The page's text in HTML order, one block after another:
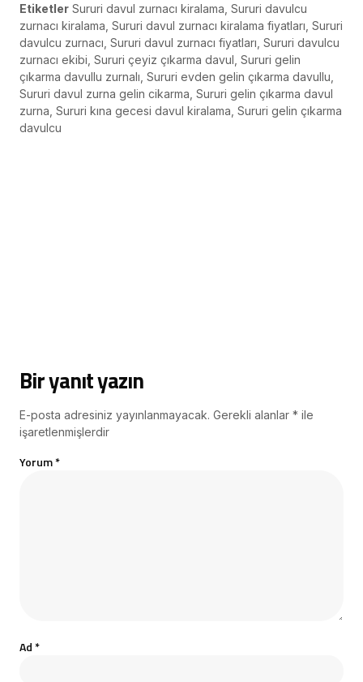
Etiketler Sururi davul zurnacı kiralama, Sururi davulcu
zurnacı kiralama, Sururi davul zurnacı kiralama fiyatları, Sururi
davulcu zurnacı, Sururi davul zurnacı fiyatları, Sururi davulcu
zurnacı ekibi, Sururi çeyiz çıkarma davul, Sururi gelin
çıkarma davullu zurnalı, Sururi evden gelin çıkarma davullu,
Sururi davul zurna gelin cikarma, Sururi gelin çıkarma davul
zurna, Sururi kına gecesi davul kiralama, Sururi gelin çıkarma
davulcu
Bir yanıt yazın
E-posta adresiniz yayınlanmayacak. Gerekli alanlar * ile
işaretlenmişlerdir
Yorum*
Ad*